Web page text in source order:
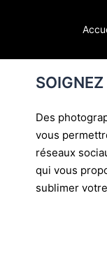
SOIGNEZ
Des
vous
réseaux
qui vous
sublimer